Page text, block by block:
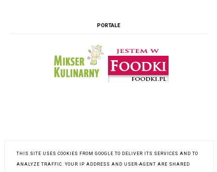
PORTALE
THIS SITE USES COOKIES FROM GOOGLE TO DELIVER ITS SERVICES AND TO
ANALYZE TRAFFIC. YOUR IP ADDRESS AND USER-AGENT ARE SHARED